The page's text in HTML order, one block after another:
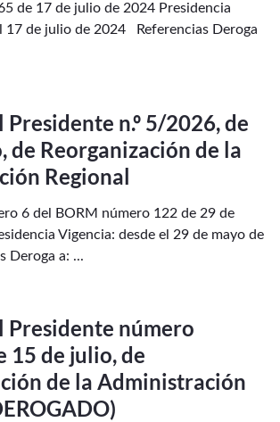
de 17 de julio de 2024 Presidencia
17 de julio de 2024 Referencias Deroga
n.º 5/2026, de
de Reorganización de la
Regional
6 del BORM número 122 de 29 de
Vigencia: desde el 29 de mayo de
Deroga a: ...
Presidente número
15 de julio, de
de la Administración